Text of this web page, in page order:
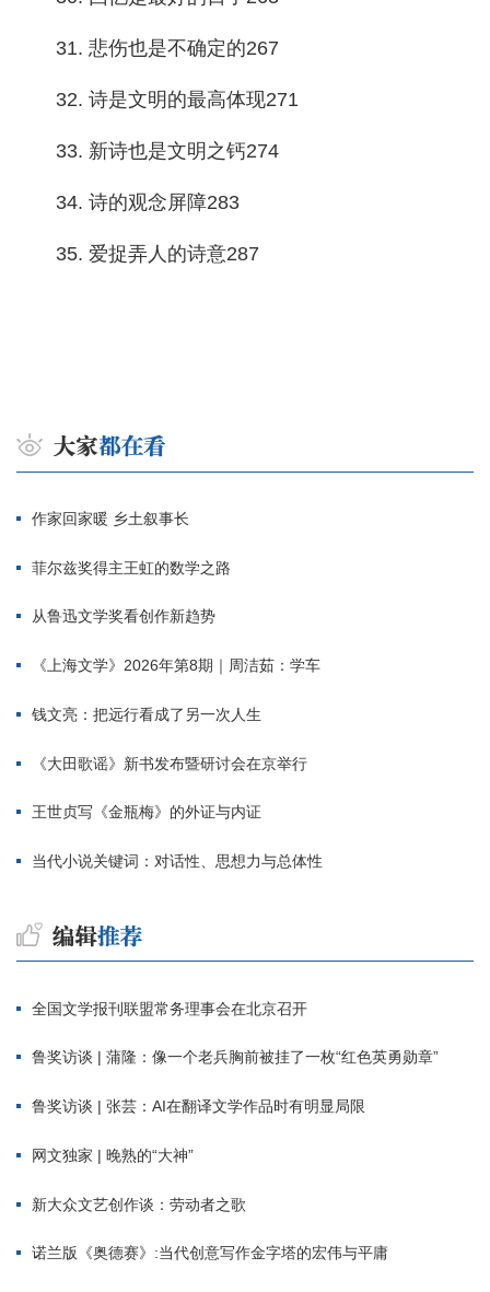
31. 悲伤也是不确定的267
32. 诗是文明的最高体现271
33. 新诗也是文明之钙274
34. 诗的观念屏障283
35. 爱捉弄人的诗意287
作家回家暖 乡土叙事长
菲尔兹奖得主王虹的数学之路
从鲁迅文学奖看创作新趋势
《上海文学》2026年第8期｜周洁茹：学车
钱文亮：把远行看成了另一次人生
《大田歌谣》新书发布暨研讨会在京举行
王世贞写《金瓶梅》的外证与内证
当代小说关键词：对话性、思想力与总体性
全国文学报刊联盟常务理事会在北京召开
鲁奖访谈 | 蒲隆：像一个老兵胸前被挂了一枚“红色英勇勋章”
鲁奖访谈 | 张芸：AI在翻译文学作品时有明显局限
网文独家 | 晚熟的“大神”
新大众文艺创作谈：劳动者之歌
诺兰版《奥德赛》:当代创意写作金字塔的宏伟与平庸